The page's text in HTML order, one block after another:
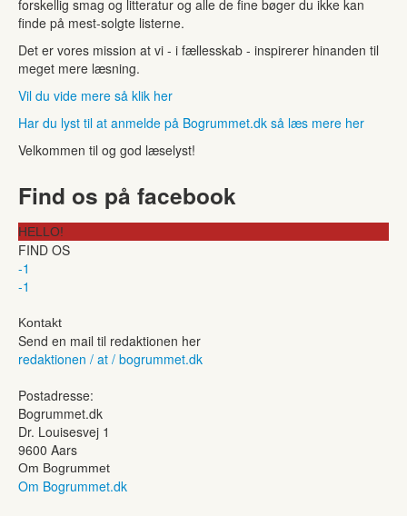
forskellig smag og litteratur og alle de fine bøger du ikke kan
finde på mest-solgte listerne.
Det er vores mission at vi - i fællesskab - inspirerer hinanden til
meget mere læsning.
Vil du vide mere så klik her
Har du lyst til at anmelde på Bogrummet.dk så læs mere her
Velkommen til og god læselyst!
Find os på facebook
HELLO!
FIND OS
-1
-1
Kontakt
Send en mail til redaktionen her
redaktionen / at / bogrummet.dk
Postadresse:
Bogrummet.dk
Dr. Louisesvej 1
9600 Aars
Om Bogrummet
Om Bogrummet.dk